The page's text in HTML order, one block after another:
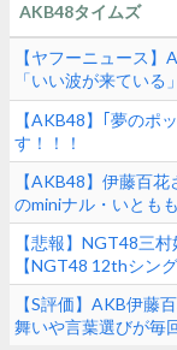
AKB48タイムズ
【ヤフーニュース
「いい波が来てい
る！！！
【AKB48】｢夢のポ
す！！！
【AKB48】伊藤百
のminiナル・いとも
【悲報】NGT48三
【NGT48 12thシン
【S評価】AKB伊藤
舞いや言葉選びが毎